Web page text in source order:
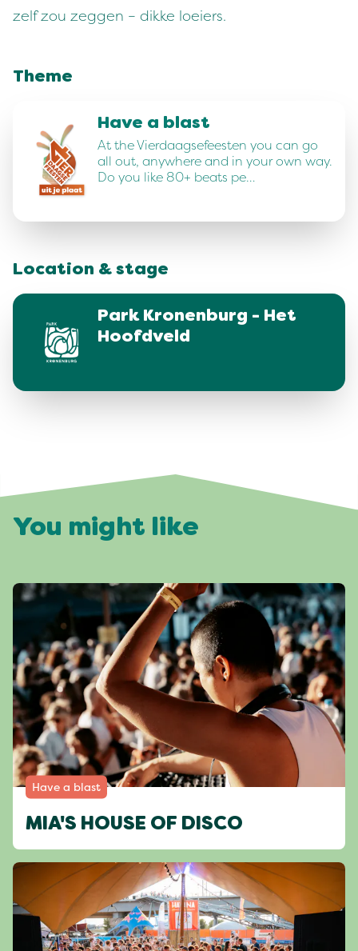
zelf zou zeggen – dikke loeiers.
Theme
Have a blast
At the Vierdaagsefeesten you can go
all out, anywhere and in your own way.
Do you like 80+ beats pe…
Location & stage
Park Kronenburg - Het
Hoofdveld
You might like
Have a blast
MIA'S HOUSE OF DISCO